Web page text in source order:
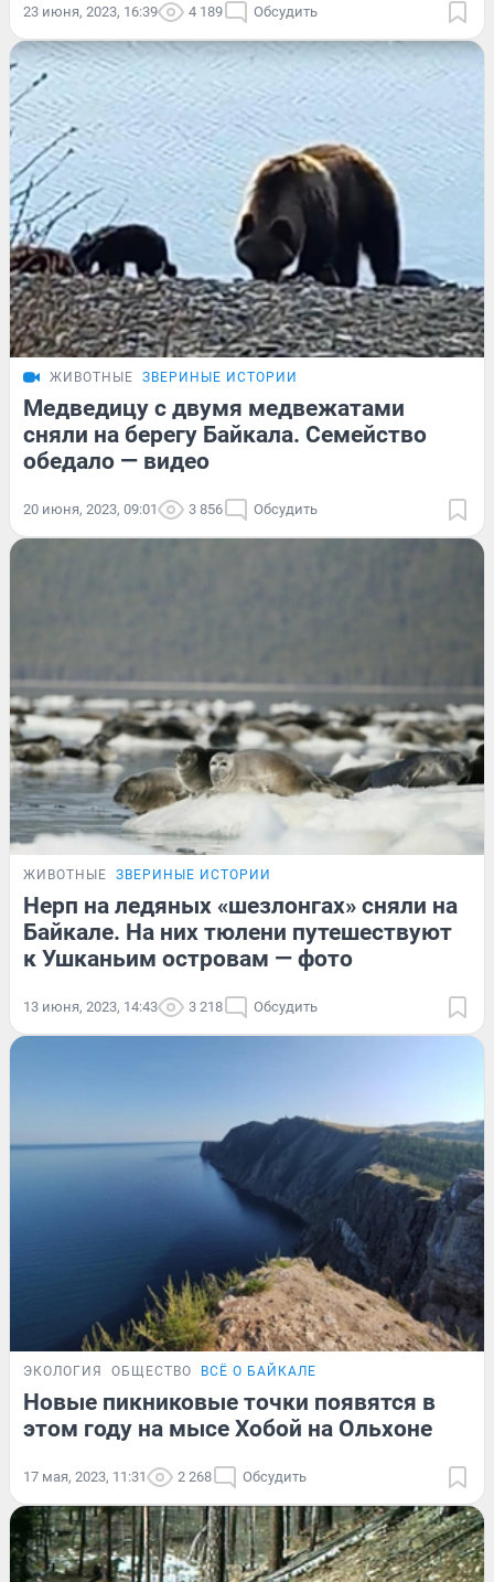
23 июня, 2023, 16:39 4 189 Обсудить
ЖИВОТНЫЕ ЗВЕРИНЫЕ ИСТОРИИ
Медведицу с двумя медвежатами
сняли на берегу Байкала. Семейство
обедало — видео
20 июня, 2023, 09:01 3 856 Обсудить
ЖИВОТНЫЕ ЗВЕРИНЫЕ ИСТОРИИ
Нерп на ледяных «шезлонгах» сняли на
Байкале. На них тюлени путешествуют
к Ушканьим островам — фото
13 июня, 2023, 14:43 3 218 Обсудить
ЭКОЛОГИЯ ОБЩЕСТВО ВСЁ О БАЙКАЛЕ
Новые пикниковые точки появятся в
этом году на мысе Хобой на Ольхоне
17 мая, 2023, 11:31 2 268 Обсудить